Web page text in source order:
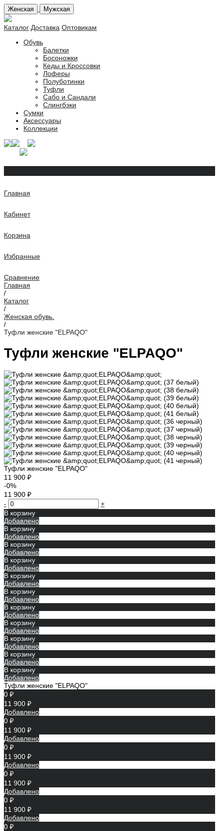
Женская Мужская
Каталог Доставка Оптовикам
Обувь
Балетки
Босоножки
Кеды и Кроссовки
Лоферы
Полуботинки
Туфли
Сабо и Сандали
Слингбэки
Сумки
Аксессуары
Коллекции
Главная
Кабинет
Корзина
Избранные
Сравнение
Главная
/
Каталог
/
Женская обувь.
/
Туфли женские "ELPAQO"
Туфли женские "ELPAQO"
Туфли женские "ELPAQO"
11 900 ₽
-0%
11 900 ₽
-
+
В корзину
Добавлено
В корзину
Добавлено
В корзину
Добавлено
В корзину
Добавлено
В корзину
Добавлено
В корзину
Добавлено
В корзину
Добавлено
В корзину
Добавлено
В корзину
Добавлено
В корзину
Добавлено
В корзину
Добавлено
Туфли женские "ELPAQO"
0 ₽
11 900 ₽
Добавлено
0 ₽
11 900 ₽
Добавлено
0 ₽
11 900 ₽
Добавлено
0 ₽
11 900 ₽
Добавлено
0 ₽
11 900 ₽
Добавлено
0 ₽